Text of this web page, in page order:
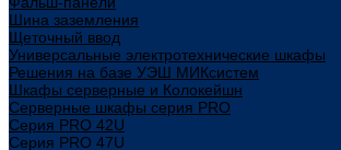
Шина заземления
Щеточный ввод
Универсальные электротехнические шкафы
Решения на базе УЭШ МИКсистем
Шкафы серверные и Колокейшн
Серверные шкафы серия PRO
Серия PRO 42U
Серия PRO 47U